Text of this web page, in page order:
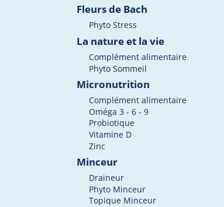
Fleurs de Bach
Phyto Stress
La nature et la vie
Complément alimentaire
Phyto Sommeil
Micronutrition
Complément alimentaire
Oméga 3 - 6 - 9
Probiotique
Vitamine D
Zinc
Minceur
Draineur
Phyto Minceur
Topique Minceur